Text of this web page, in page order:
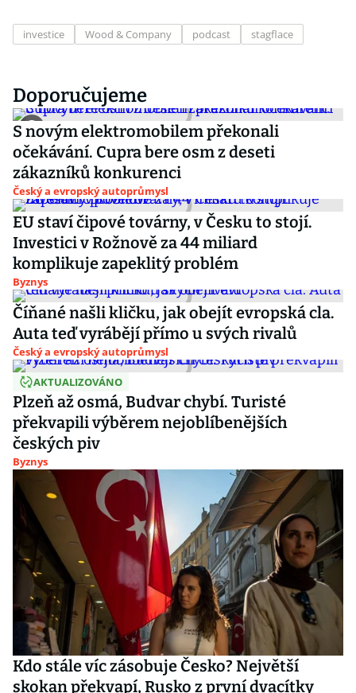
investice Wood & Company podcast stagflace
Doporučujeme
S novým elektromobilem překonali
očekávání. Cupra bere osm z deseti
zákazníků konkurenci
Český a evropský autoprůmysl
EU staví čipové továrny, v Česku to stojí.
Investici v Rožnově za 44 miliard
komplikuje zapeklitý problém
Byznys
Číňané našli kličku, jak obejít evropská cla.
Auta teď vyrábějí přímo u svých rivalů
Český a evropský autoprůmysl
AKTUALIZOVÁNO
Plzeň až osmá, Budvar chybí. Turisté
překvapili výběrem nejoblíbenějších
českých piv
Byznys
Kdo stále víc zásobuje Česko? Největší
skokan překvapí, Rusko z první dvacítky